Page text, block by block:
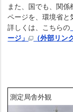
また、国でも、関
ページを、環境省と
詳しくは、こちらの
ージ」
（外部リン
測定局舎外観